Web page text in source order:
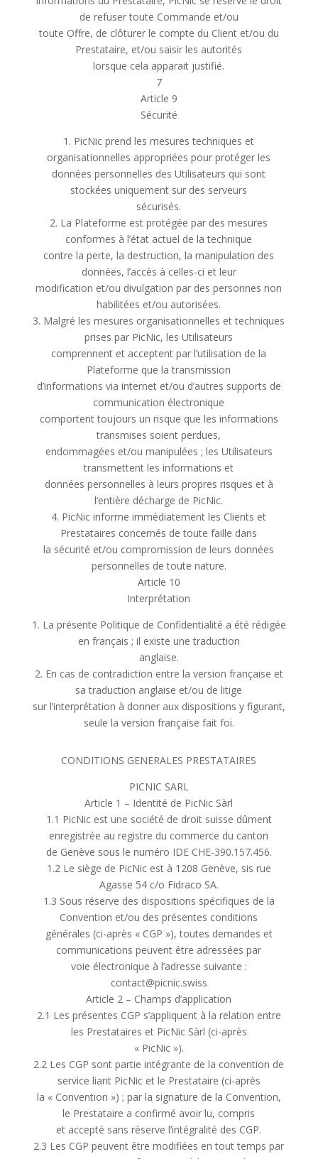
de refuser toute Commande et/ou
toute Offre, de clôturer le compte du Client et/ou du
Prestataire, et/ou saisir les autorités
lorsque cela apparait justifié.
7
Article 9
Sécurité
1. PicNic prend les mesures techniques et
organisationnelles appropriées pour protéger les
données personnelles des Utilisateurs qui sont
stockées uniquement sur des serveurs
sécurisés.
2. La Plateforme est protégée par des mesures
conformes à l’état actuel de la technique
contre la perte, la destruction, la manipulation des
données, l’accès à celles-ci et leur
modification et/ou divulgation par des personnes non
habilitées et/ou autorisées.
3. Malgré les mesures organisationnelles et techniques
prises par PicNic, les Utilisateurs
comprennent et acceptent par l’utilisation de la
Plateforme que la transmission
d’informations via internet et/ou d’autres supports de
communication électronique
comportent toujours un risque que les informations
transmises soient perdues,
endommagées et/ou manipulées ; les Utilisateurs
transmettent les informations et
données personnelles à leurs propres risques et à
l’entière décharge de PicNic.
4. PicNic informe immédiatement les Clients et
Prestataires concernés de toute faille dans
la sécurité et/ou compromission de leurs données
personnelles de toute nature.
Article 10
Interprétation
1. La présente Politique de Confidentialité a été rédigée
en français ; il existe une traduction
anglaise.
2. En cas de contradiction entre la version française et
sa traduction anglaise et/ou de litige
sur l’interprétation à donner aux dispositions y figurant,
seule la version française fait foi.
CONDITIONS GENERALES PRESTATAIRES
PICNIC SARL
Article 1 – Identité de PicNic Sàrl
1.1 PicNic est une société de droit suisse dûment
enregistrée au registre du commerce du canton
de Genève sous le numéro IDE CHE-390.157.456.
1.2 Le siège de PicNic est à 1208 Genève, sis rue
Agasse 54 c/o Fidraco SA.
1.3 Sous réserve des dispositions spécifiques de la
Convention et/ou des présentes conditions
générales (ci-après « CGP »), toutes demandes et
communications peuvent être adressées par
voie électronique à l’adresse suivante :
contact@picnic.swiss
Article 2 – Champs d’application
2.1 Les présentes CGP s’appliquent à la relation entre
les Prestataires et PicNic Sàrl (ci-après
« PicNic »).
2.2 Les CGP sont partie intégrante de la convention de
service liant PicNic et le Prestataire (ci-après
la « Convention ») ; par la signature de la Convention,
le Prestataire a confirmé avoir lu, compris
et accepté sans réserve l’intégralité des CGP.
2.3 Les CGP peuvent être modifiées en tout temps par